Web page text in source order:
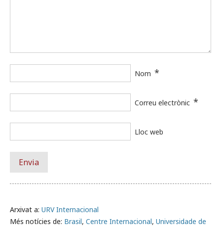
Arxivat a: URV Internacional
Més notícies de: Brasil, Centre Internacional, Universidade de
Nom *
Correu electrònic *
Lloc web